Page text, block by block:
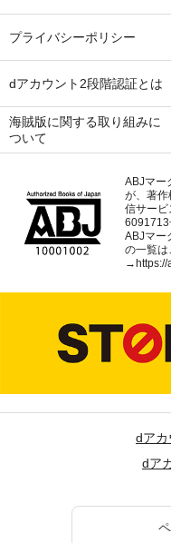
プライバシーポリシー
dアカウント2段階認証とは
海賊版に関する取り組みに
ついて
ABJマー
が、著
信サー
6091713
ABJマー
の一覧は
→
dアカ
dア